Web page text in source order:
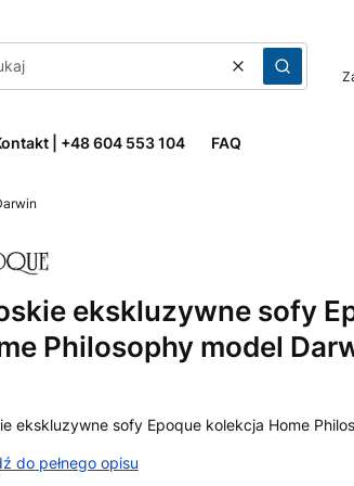
Cena odSzukaj
| +48 604 553 104 FAQ
ekskluzywne sofy
Philosophy model
ekskluzywne sofy Epoque kolekcja Home
do pełnego opisu